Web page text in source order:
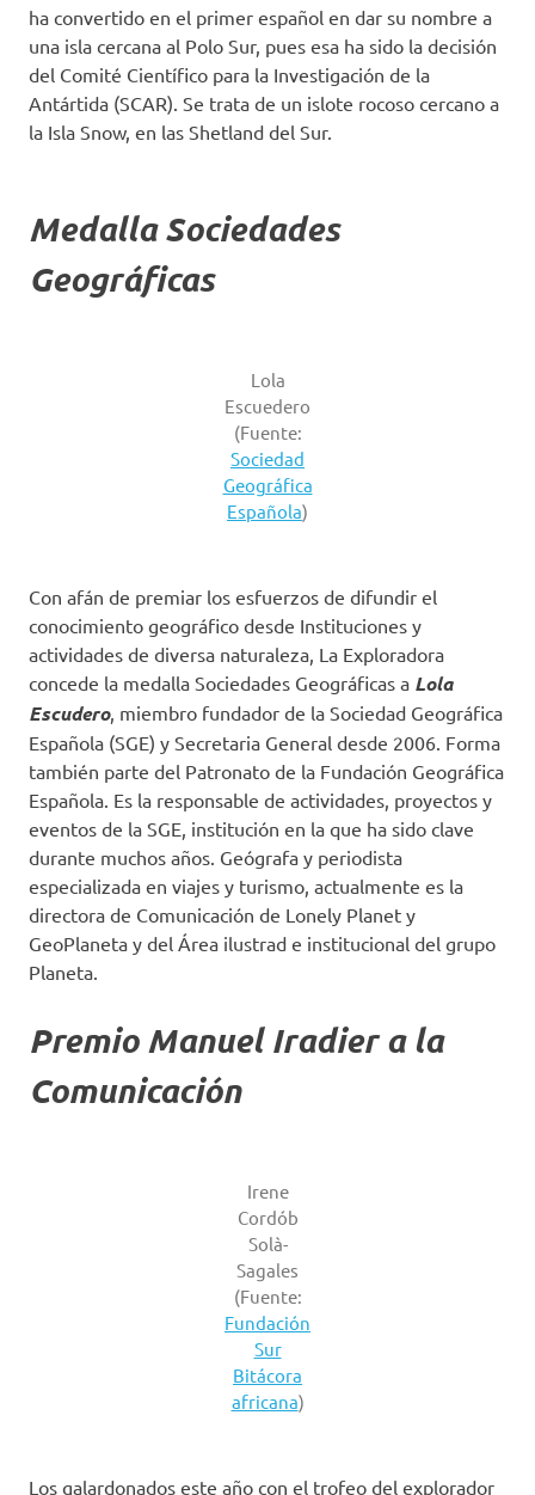
ha convertido en el primer español en dar su nombre a
una isla cercana al Polo Sur, pues esa ha sido la decisión
del Comité Científico para la Investigación de la
Antártida (SCAR). Se trata de un islote rocoso cercano a
la Isla Snow, en las Shetland del Sur.
Medalla Sociedades
Geográficas
Lola
Escuedero
(Fuente:
Sociedad
Geográfica
Española)
Con afán de premiar los esfuerzos de difundir el
conocimiento geográfico desde Instituciones y
actividades de diversa naturaleza, La Exploradora
concede la medalla Sociedades Geográficas a Lola
Escudero, miembro fundador de la Sociedad Geográfica
Española (SGE) y Secretaria General desde 2006. Forma
también parte del Patronato de la Fundación Geográfica
Española. Es la responsable de actividades, proyectos y
eventos de la SGE, institución en la que ha sido clave
durante muchos años. Geógrafa y periodista
especializada en viajes y turismo, actualmente es la
directora de Comunicación de Lonely Planet y
GeoPlaneta y del Área ilustrad e institucional del grupo
Planeta.
Premio Manuel Iradier a la
Comunicación
Irene
Cordób
Solà-
Sagales
(Fuente:
Fundación
Sur
Bitácora
africana)
Los galardonados este año con el trofeo del explorador